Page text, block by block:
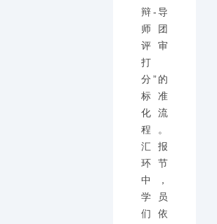
辩-导
师团
评审
打
分”的
标准
化流
程。
汇报
环节
中，
学员
们依